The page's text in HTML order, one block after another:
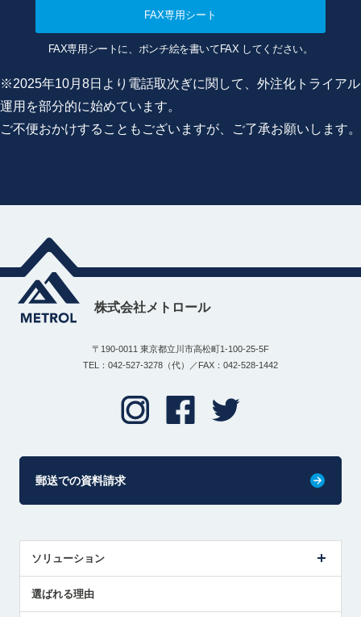
FAX専用シート
FAX専用シートに、ポンチ絵を書いてFAX してください。
※2025年10月8日より電話取次ぎに関して、外注化トライアル
運用を部分的に始めています。
ご不便おかけすることもございますが、ご了承お願いします。
株式会社メトロール
〒190-0011 東京都立川市高松町1-100-25-5F
TEL：042-527-3278（代）／FAX：042-528-1442
郵送での資料請求
ソリューション
解決策提案
選ばれる理由